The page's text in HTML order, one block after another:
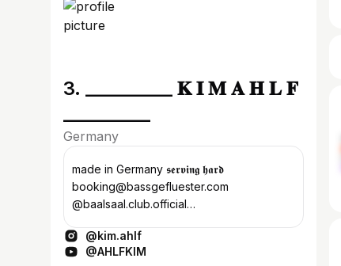
3. __________ 𝐊 𝐈 𝐌 𝐀 𝐇 𝐋 𝐅
__________
Germany
made in Germany 𝖘𝖊𝖗𝖛𝖎𝖓𝖌 𝖍𝖆𝖗𝖉
booking@bassgefluester.com
@baalsaal.club.official
@kim.ahlf
@AHLFKIM